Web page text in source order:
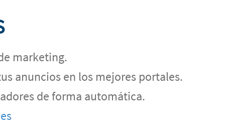
marketing.
anuncios en los mejores portales.
de forma automática.